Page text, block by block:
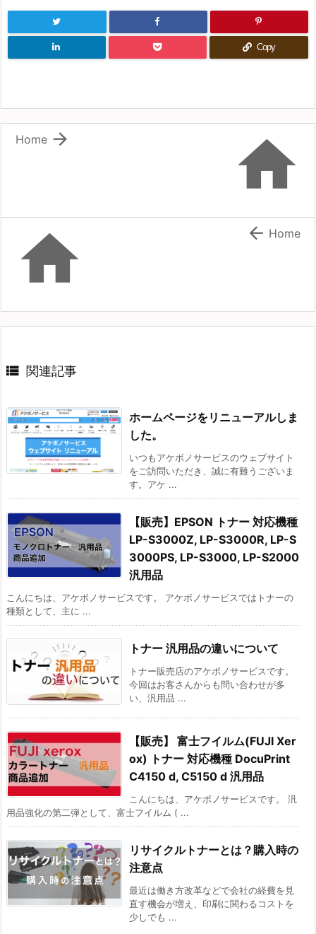
Copy


Home
  Home
 関連記事
ホームページをリニューアルしま
した。
いつもアケボノサービスのウェブサイト
をご訪問いただき、誠に有難うございま
す。アケ ...
【販売】EPSON トナー 対応機種
LP-S3000Z, LP-S3000R, LP-S
3000PS, LP-S3000, LP-S2000
汎用品
こんにちは、アケボノサービスです。 アケボノサービスではトナーの
種類として、主に ...
トナー 汎用品の違いについて
トナー販売店のアケボノサービスです。
今回はお客さんからも問い合わせが多
い、汎用品 ...
【販売】 富士フイルム(FUJI Xer
ox) トナー 対応機種 DocuPrint
C4150 d, C5150 d 汎用品
こんにちは、アケボノサービスです。 汎
用品強化の第二弾として、富士フイルム ( ...
リサイクルトナーとは？購入時の
注意点
最近は働き方改革などで会社の経費を見
直す機会が増え、印刷に関わるコストを
少しでも ...